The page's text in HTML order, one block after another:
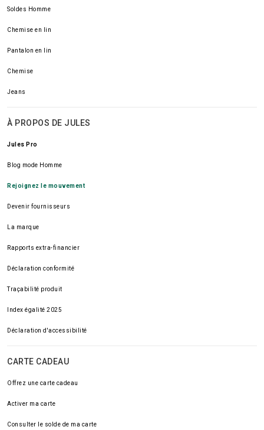
Soldes Homme
Chemise en lin
Pantalon en lin
Chemise
Jeans
À PROPOS DE JULES
Jules Pro
Blog mode Homme
Rejoignez le mouvement
Devenir fournisseurs
La marque
Rapports extra-financier
Déclaration conformité
Traçabilité produit
Index égalité 2025
Déclaration d'accessibilité
CARTE CADEAU
Offrez une carte cadeau
Activer ma carte
Consulter le solde de ma carte